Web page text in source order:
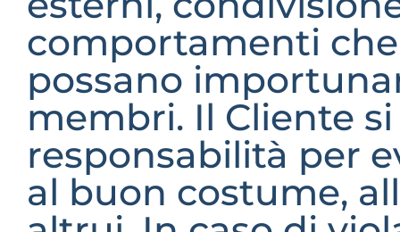
comportamenti
possano
membri. Il Cliente
responsabilità per
al buon costume,